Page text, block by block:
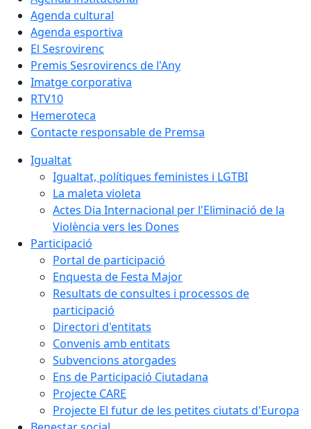
Agenda cultural
Agenda esportiva
El Sesrovirenc
Premis Sesrovirencs de l'Any
Imatge corporativa
RTV10
Hemeroteca
Contacte responsable de Premsa
Igualtat
Igualtat, polítiques feministes i LGTBI
La maleta violeta
Actes Dia Internacional per l'Eliminació de la
Violència vers les Dones
Participació
Portal de participació
Enquesta de Festa Major
Resultats de consultes i processos de
participació
Directori d'entitats
Convenis amb entitats
Subvencions atorgades
Ens de Participació Ciutadana
Projecte CARE
Projecte El futur de les petites ciutats d'Europa